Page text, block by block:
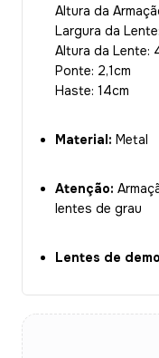
Altura da
Largura da
Altura da Lente:
Ponte: 2,1cm
Haste: 14cm
Material: Metal
Atenção:
lentes de grau
Lentes de